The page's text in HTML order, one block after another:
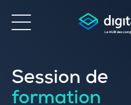
Accessibilité
Session de
formation